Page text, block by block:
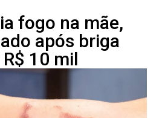
fogo na mãe,
após briga
10 mil